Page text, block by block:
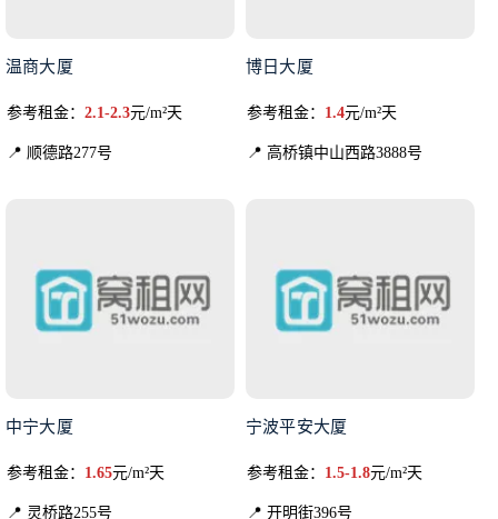
温商大厦
参考租金： 2.1-2.3元/m²天
📍 顺德路277号
博日大厦
参考租金： 1.4元/m²天
📍 高桥镇中山西路3888号
中宁大厦
参考租金： 1.65元/m²天
📍 灵桥路255号
宁波平安大厦
参考租金： 1.5-1.8元/m²天
📍 开明街396号